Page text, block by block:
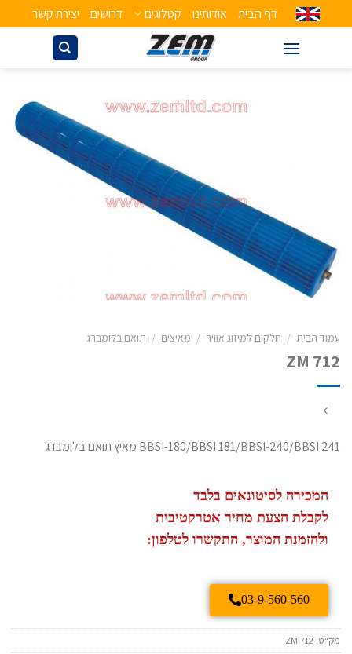
דף הבית אודותינו קטלוגים דרושים יצירת קשר
עמוד הבית / חלקים למיזוג אוויר / מאיצים / תואם בלומברג
ZM 712
BBSI-180/BBSI 181/BBSI-240/BBSI 241 מאיץ תואם בלומברג
המכירה לסיטונאים בלבד
לקבלת הצעת מחיר אטרקטיבית
ולהזמנת המוצר, התקשרו לטלפון:
03-9-560-560
מק"ט: ZM 712